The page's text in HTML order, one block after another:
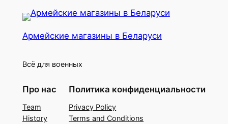
Армейские магазины в Беларуси
Всё для военных
Про нас
Team
History
Политика конфиденциальности
Privacy Policy
Terms and Conditions